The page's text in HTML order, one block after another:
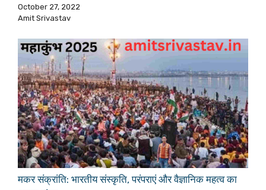
October 27, 2022
Amit Srivastav
मकर संक्रांति: भारतीय संस्कृति, परंपराएं और वैज्ञानिक महत्व का